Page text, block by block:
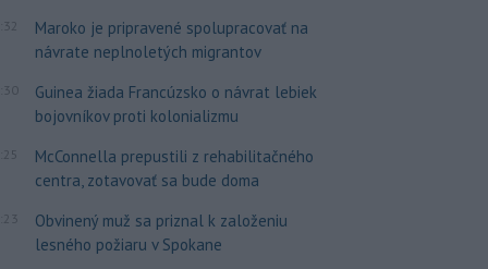
Maroko je pripravené spolupracovať na
návrate neplnoletých migrantov
Guinea žiada Francúzsko o návrat lebiek
bojovníkov proti kolonializmu
McConnella prepustili z rehabilitačného
centra, zotavovať sa bude doma
Obvinený muž sa priznal k založeniu
lesného požiaru v Spokane